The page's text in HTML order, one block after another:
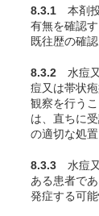
8.3.1 本剤
有無を確認
既往歴の確
8.3.2 水痘
痘又は帯状
観察を行う
は、直ちに
の適切な処置
8.3.3 水痘
ある患者で
発症する可